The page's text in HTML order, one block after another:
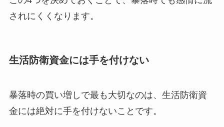
されにくくなります。
生活防衛資金には手を付けない
暴落時の買い増しで最も大切なのは、生活防衛資
金には絶対に手を付けないことです。